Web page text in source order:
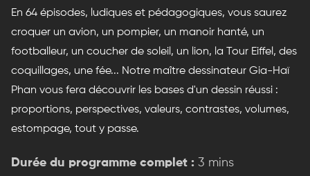
En 64 épisodes, ludiques et pédagogiques, vous saurez
croquer un avion, un pompier, un manoir hanté, un
footballeur, un coucher de soleil, un lion, la Tour Eiffel, des
coquillages, une fée... Notre maître dessinateur Gia-Haï
Phan vous fera découvrir les bases d'un dessin réussi :
proportions, perspectives, valeurs, contrastes, volumes,
estompage, tout y passe.
Durée du programme complet : 3 mins